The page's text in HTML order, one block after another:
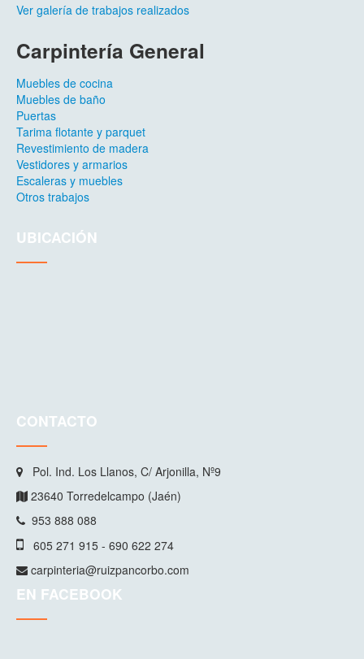
Ver galería de trabajos realizados
Carpintería General
Muebles de cocina
Muebles de baño
Puertas
Tarima flotante y parquet
Revestimiento de madera
Vestidores y armarios
Escaleras y muebles
Otros trabajos
UBICACIÓN
CONTACTO
Pol. Ind. Los Llanos, C/ Arjonilla, Nº9
23640 Torredelcampo (Jaén)
953 888 088
605 271 915 - 690 622 274
carpinteria@ruizpancorbo.com
EN FACEBOOK